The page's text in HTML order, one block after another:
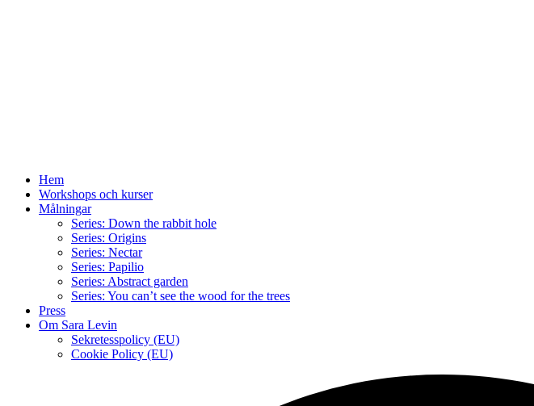
Hem
Workshops och kurser
Målningar
Series: Down the rabbit hole
Series: Origins
Series: Nectar
Series: Papilio
Series: Abstract garden
Series: You can’t see the wood for the trees
Press
Om Sara Levin
Sekretesspolicy (EU)
Cookie Policy (EU)